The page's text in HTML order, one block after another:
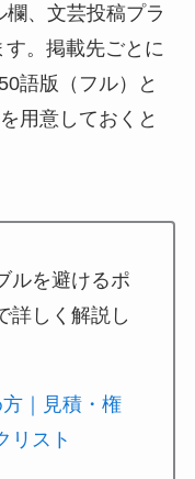
、文芸投稿プラ
。掲載先ごとに
語版（フル）と
用意しておくと
ルを避けるポ
詳しく解説し
｜見積・権
リスト